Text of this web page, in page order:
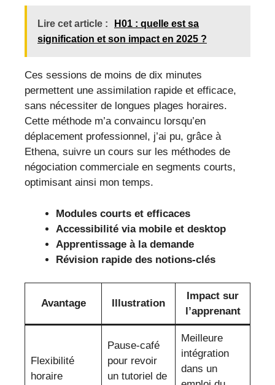
Lire cet article :
H01 : quelle est sa
signification et son impact en 2025 ?
Ces sessions de moins de dix minutes
permettent une assimilation rapide et efficace,
sans nécessiter de longues plages horaires.
Cette méthode m’a convaincu lorsqu’en
déplacement professionnel, j’ai pu, grâce à
Ethena, suivre un cours sur les méthodes de
négociation commerciale en segments courts,
optimisant ainsi mon temps.
Modules courts et efficaces
Accessibilité via mobile et desktop
Apprentissage à la demande
Révision rapide des notions-clés
Avantage Illustration
Impact sur
l’apprenant
Flexibilité
horaire
Pause-café
pour revoir
un tutoriel de
Meilleure
intégration
dans un